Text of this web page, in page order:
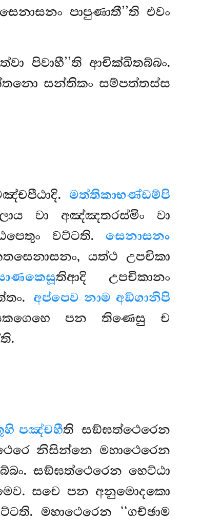
පාපුණාතී’’ති එවං
පිවාහී’’ති ආචික්ඛිතබ්බං.
සන්තිකං සම්පත්තස්ස
මත්තිකාභණ්ඩම්පි
වා අඤ්ඤතරස්මිං වා
වට්ටති. සෙනාසනං
යත්ථ උපචිකා
තිආදි උපචිකානං
අප්පෙව නාම අඞ්ගානිපි
පන තිණෙසු ච
පඤ්චහීති සඞ්ඝත්ථෙරෙන
නිසින්නෙ මහාථෙරෙන
සඞ්ඝත්ථෙරෙන හෙට්ඨා
සචෙ පන අනුමොදකො
මහාථෙරෙන ‘‘ගච්ඡාම